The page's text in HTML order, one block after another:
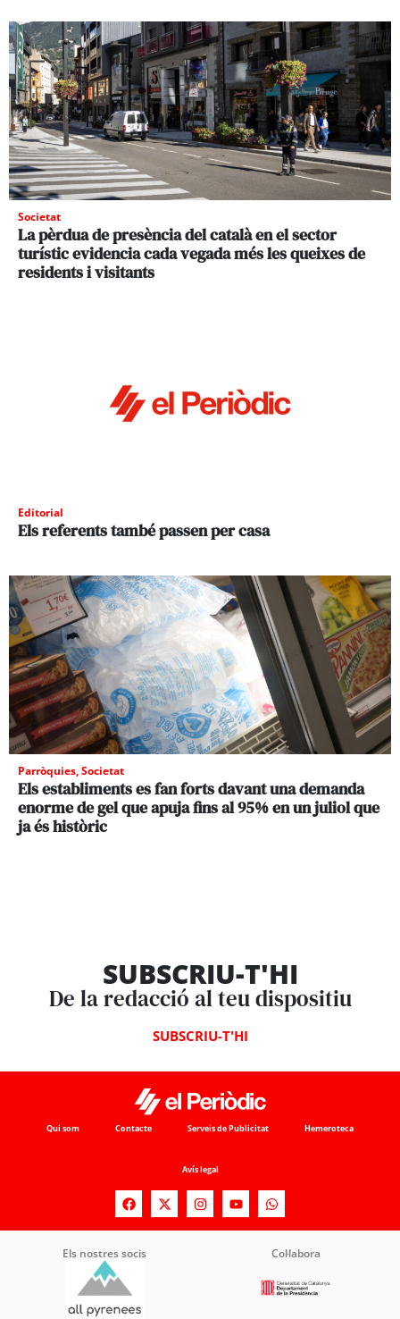
Societat
La pèrdua de presència del català en el sector
turístic evidencia cada vegada més les queixes de
residents i visitants
Editorial
Els referents també passen per casa
Parròquies,Societat
Els establiments es fan forts davant una demanda
enorme de gel que apuja fins al 95% en un juliol que
ja és històric
SUBSCRIU-T'HI
De la redacció al teu dispositiu
SUBSCRIU-T'HI
Qui som Contacte Serveis de Publicitat Hemeroteca
Avís legal
Els nostres socis Col·labora